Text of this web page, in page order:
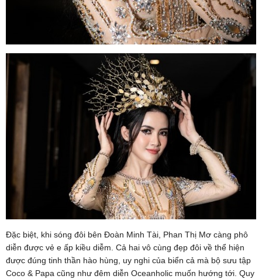
Đặc biệt, khi sóng đôi bên Đoàn Minh Tài, Phan Thị Mơ càng phô
diễn được vẻ e ấp kiều diễm. Cả hai vô cùng đẹp đôi về thể hiện
được đúng tinh thần hào hùng, uy nghi của biển cả mà bộ sưu tập
Coco & Papa cũng như đêm diễn Oceanholic muốn hướng tới. Quy